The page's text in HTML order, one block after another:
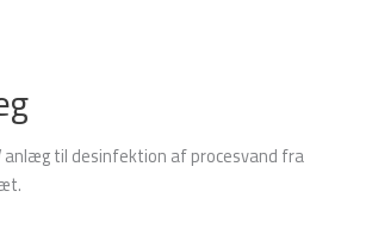
anlæg til desinfektion af procesvand fra